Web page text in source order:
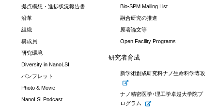
拠点構想・進捗状況報告書
沿革
組織
構成員
研究環境
Diversity in NanoLSI
パンフレット
Photo & Movie
NanoLSI Podcast
Bio-SPM Mailing List
融合研究の推進
原著論文等
Open Facility Programs
研究者育成
新学術創成研究科ナノ生命科学専攻
ナノ精密医学･理工学卓越大学院プ
ログラム